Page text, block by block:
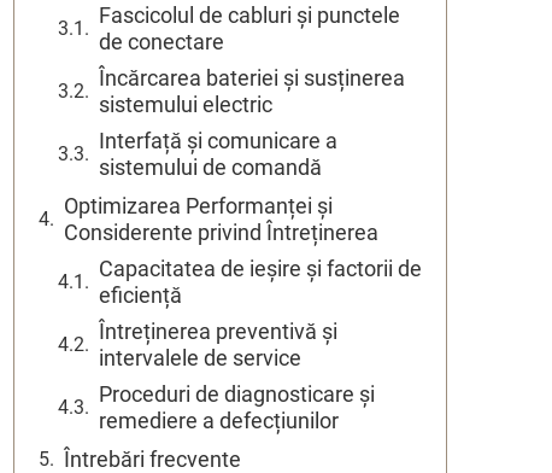
Fascicolul de cabluri și punctele
de conectare
Încărcarea bateriei și susținerea
sistemului electric
Interfață și comunicare a
sistemului de comandă
Optimizarea Performanței și
Considerente privind Întreținerea
Capacitatea de ieșire și factorii de
eficiență
Întreținerea preventivă și
intervalele de service
Proceduri de diagnosticare și
remediere a defecțiunilor
Întrebări frecvente